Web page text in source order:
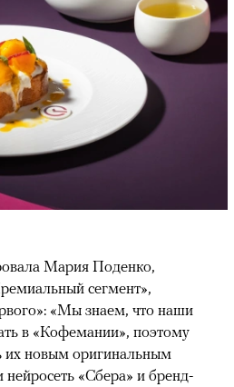
Мария Поденко,
сегмент»,
«Мы знаем, что наши
в «Кофемании», поэтому
их новым оригинальным
«Сбера» и бренд-